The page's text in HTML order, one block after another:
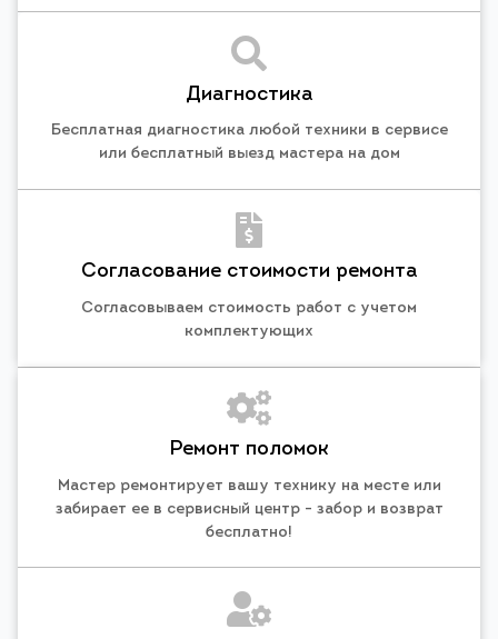
Диагностика
Бесплатная диагностика любой техники в сервисе
или бесплатный выезд мастера на дом
Согласование стоимости ремонта
Согласовываем стоимость работ с учетом
комплектующих
Ремонт поломок
Мастер ремонтирует вашу технику на месте или
забирает ее в сервисный центр - забор и возврат
бесплатно!